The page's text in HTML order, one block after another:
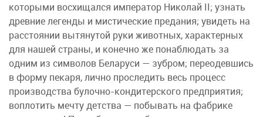
которыми восхищался император Николай II; узнать
древние легенды и мистические предания; увидеть на
расстоянии вытянутой руки животных, характерных
для нашей страны, и конечно же понаблюдать за
одним из символов Беларуси — зубром; переодевшись
в форму пекаря, лично проследить весь процесс
производства булочно-кондитерского предприятия;
воплотить мечту детства — побывать на фабрике